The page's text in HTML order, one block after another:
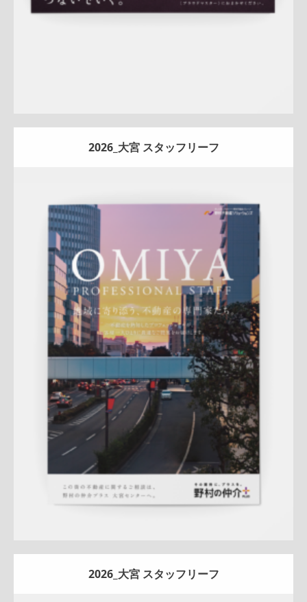
2026_大宮 スタッフリーフ
Update: 2026.07.01
折りパンフレットエリア広告スタッフ紹介新作 来店訴求
査定ナチュラルハートフル大宮センター
詳しく見る
2026_大宮 スタッフリーフ